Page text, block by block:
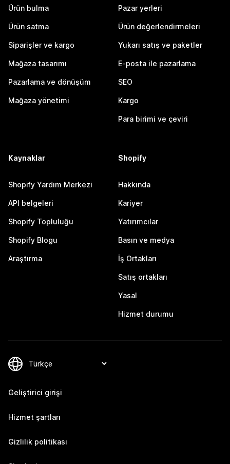
Ürün bulma
Ürün satma
Siparişler ve kargo
Mağaza tasarımı
Pazarlama ve dönüşüm
Mağaza yönetimi
Pazar yerleri
Ürün değerlendirmeleri
Yukarı satış ve paketler
E-posta ile pazarlama
SEO
Kargo
Para birimi ve çeviri
Kaynaklar
Shopify Yardım Merkezi
API belgeleri
Shopify Topluluğu
Shopify Blogu
Araştırma
Shopify
Hakkında
Kariyer
Yatırımcılar
Basın ve medya
İş Ortakları
Satış ortakları
Yasal
Hizmet durumu
Geliştirici girişi
Hizmet şartları
Gizlilik politikası